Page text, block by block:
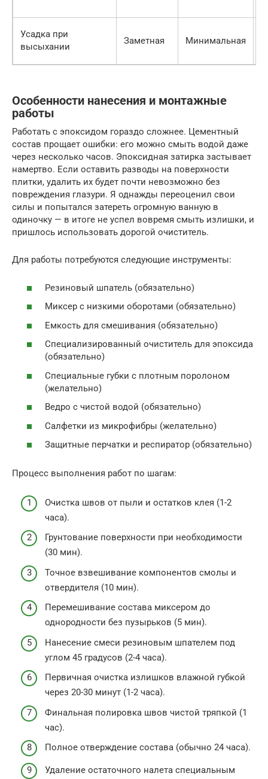
Усадка при
высыхании
Заметная Минимальная
Особенности нанесения и монтажные
работы
Работать с эпоксидом гораздо сложнее. Цементный
состав прощает ошибки: его можно смыть водой даже
через несколько часов. Эпоксидная затирка застывает
намертво. Если оставить разводы на поверхности
плитки, удалить их будет почти невозможно без
повреждения глазури. Я однажды переоценил свои
силы и попытался затереть огромную ванную в
одиночку — в итоге не успел вовремя смыть излишки, и
пришлось использовать дорогой очиститель.
Для работы потребуются следующие инструменты:
Резиновый шпатель (обязательно)
Миксер с низкими оборотами (обязательно)
Емкость для смешивания (обязательно)
Специализированный очиститель для эпоксида
(обязательно)
Специальные губки с плотным поролоном
(желательно)
Ведро с чистой водой (обязательно)
Салфетки из микрофибры (желательно)
Защитные перчатки и респиратор (обязательно)
Процесс выполнения работ по шагам:
Очистка швов от пыли и остатков клея (1-2
часа).
Грунтование поверхности при необходимости
(30 мин).
Точное взвешивание компонентов смолы и
отвердителя (10 мин).
Перемешивание состава миксером до
однородности без пузырьков (5 мин).
Нанесение смеси резиновым шпателем под
углом 45 градусов (2-4 часа).
Первичная очистка излишков влажной губкой
через 20-30 минут (1-2 часа).
Финальная полировка швов чистой тряпкой (1
час).
Полное отверждение состава (обычно 24 часа).
Удаление остаточного налета специальным